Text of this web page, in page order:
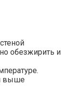
обезжирить и
выше